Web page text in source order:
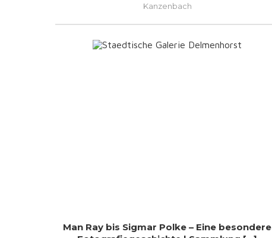
Kanzenbach
Man Ray bis Sigmar Polke – Eine besondere